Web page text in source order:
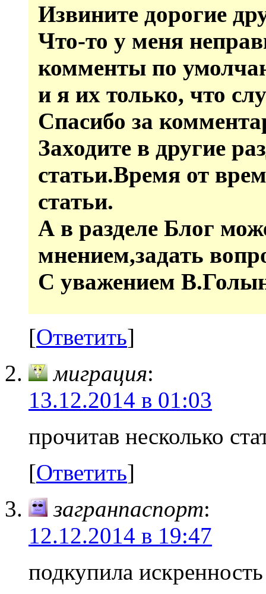
Извините дорогие
Что-то у меня
комменты по
и я их только, что
Спасибо за
Заходите в другие
статьи.Время от
статьи.
А в разделе Блог
мнением,задать
С уважением
[Ответить]
миграция:
13.12.2014 в 01:03
прочитав несколько
[Ответить]
загранпаспорт:
12.12.2014 в 19:47
подкупила